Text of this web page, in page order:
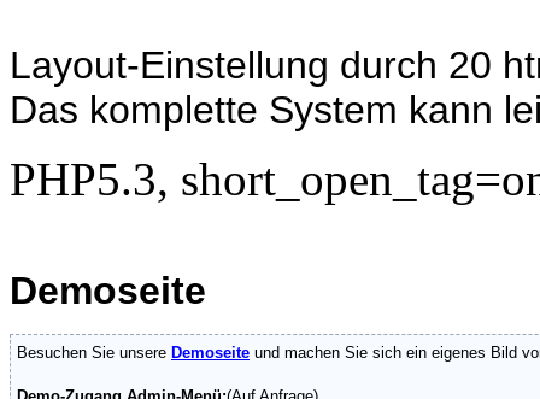
Layout-Einstellung durch 20
Das komplette System kann
PHP5.3,
Demoseite
Besuchen Sie unsere Demoseite und machen Sie sich ein eigenes Bild